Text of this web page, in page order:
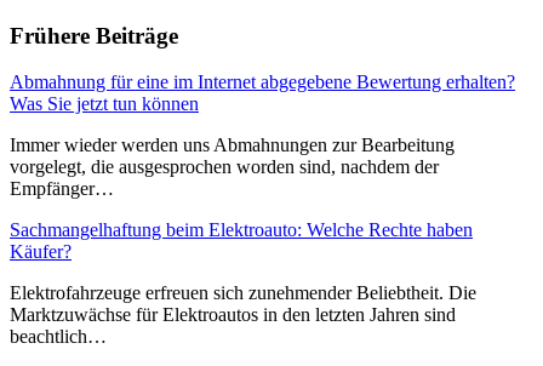
Frühere Beiträge
Abmahnung für eine im Internet abgegebene Bewertung erhalten?
Was Sie jetzt tun können
Immer wieder werden uns Abmahnungen zur Bearbeitung
vorgelegt, die ausgesprochen worden sind, nachdem der
Empfänger…
Sachmangelhaftung beim Elektroauto: Welche Rechte haben
Käufer?
Elektrofahrzeuge erfreuen sich zunehmender Beliebtheit. Die
Marktzuwächse für Elektroautos in den letzten Jahren sind
beachtlich…